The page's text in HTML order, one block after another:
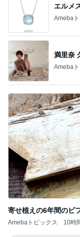
エルメ
Ameba
満里奈
Ameba
寄せ植えの6年間のビ
Amebaトピックス 10時